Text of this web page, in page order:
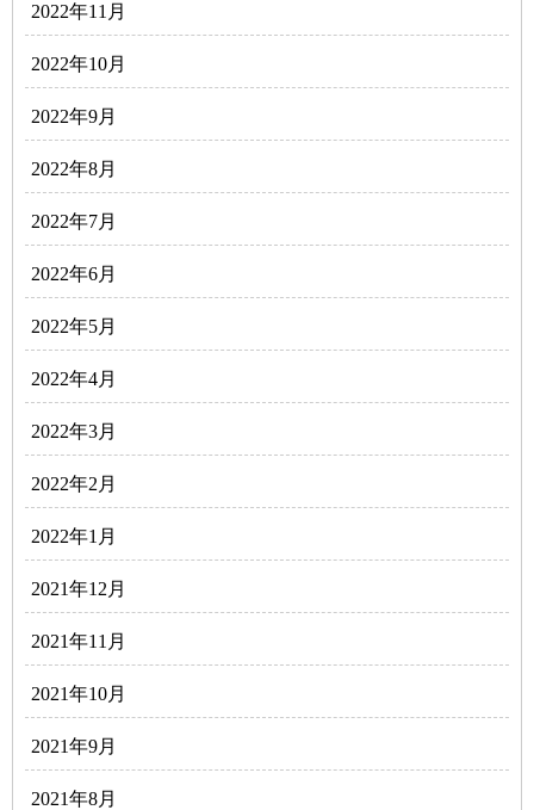
2022年11月
2022年10月
2022年9月
2022年8月
2022年7月
2022年6月
2022年5月
2022年4月
2022年3月
2022年2月
2022年1月
2021年12月
2021年11月
2021年10月
2021年9月
2021年8月